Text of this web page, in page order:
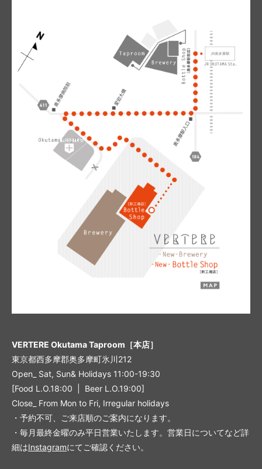
VERTERE Okutama Taproom［本店］
東京都西多摩郡奥多摩町氷川212
Open_ Sat, Sun& Holidays 11:00-19:30
[Food L.O.18:00 | Beer L.O.19:00]
Close_ From Mon to Fri, Irregular holidays
・予約不可、ご来店順のご案内になります。
・毎月最終金曜のみ平日営業いたします。営業日についてなど詳
細はInstagramにてご確認ください。